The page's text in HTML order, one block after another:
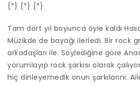
{*} {*} {*}
Tam dört yıl boyunca öyle kaldı
Müzikde de bayağı ilerledi. Bir rock
arkadaşları ile. Söylediğine göre
yorumlayıp rock şarkısı olarak
hiç dinleyemedik onun şarkılarını.